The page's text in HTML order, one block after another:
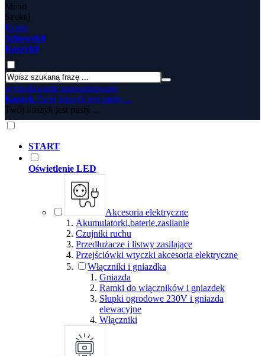
Menu
Szukaj
Konto
Schowek0
Koszyk0
wyszukiwanie zaawansowane
Koszyk Twój koszyk jest pusty ...
Twój koszyk jest pusty ...
START
Oświetlenie LED
Akcesoria elektryczne
Akumulatorki,baterie,zasilanie
Czujniki ruchu
Przedłużacze i listwy zasilające
Przejściówki wtyczki akcesoria elektryczne
Włączniki i gniazdka
Gniazda
Ramki do włączników i gniazdek
Słupki ogrodowe 230V i gniazda
elewacyjne
Włączniki